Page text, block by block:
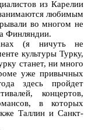
из Карелии
любимым
во многом не
Финляндии.
(я ничуть не
культуры Турку,
станет, ни много
уже привычных
здесь пройдет
концертов,
в которых
Таллин и Санкт-